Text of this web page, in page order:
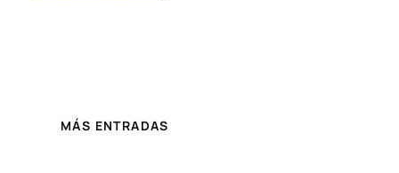
MÁS ENTRADAS